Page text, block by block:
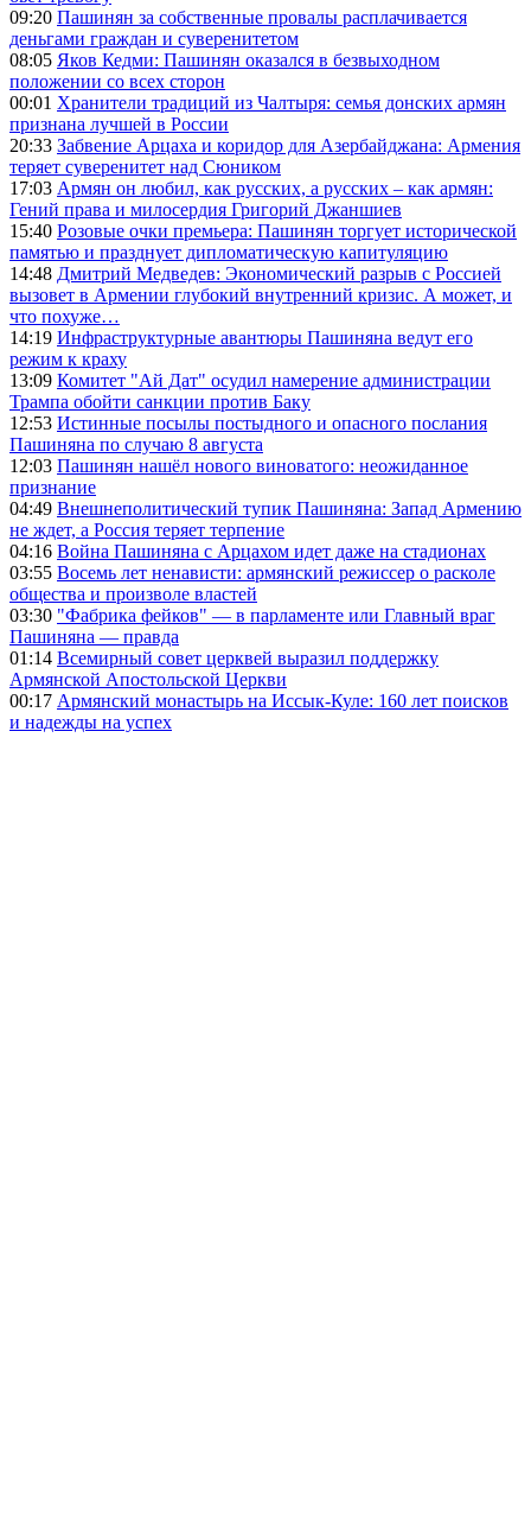
09:20 Пашинян за собственные провалы расплачивается
деньгами граждан и суверенитетом
08:05 Яков Кедми: Пашинян оказался в безвыходном
положении со всех сторон
00:01 Хранители традиций из Чалтыря: семья донских армян
признана лучшей в России
20:33 Забвение Арцаха и коридор для Азербайджана: Армения
теряет суверенитет над Сюником
17:03 Армян он любил, как русских, а русских – как армян:
Гений права и милосердия Григорий Джаншиев
15:40 Розовые очки премьера: Пашинян торгует исторической
памятью и празднует дипломатическую капитуляцию
14:48 Дмитрий Медведев: Экономический разрыв с Россией
вызовет в Армении глубокий внутренний кризис. А может, и
что похуже…
14:19 Инфраструктурные авантюры Пашиняна ведут его
режим к краху
13:09 Комитет "Ай Дат" осудил намерение администрации
Трампа обойти санкции против Баку
12:53 Истинные посылы постыдного и опасного послания
Пашиняна по случаю 8 августа
12:03 Пашинян нашёл нового виноватого: неожиданное
признание
04:49 Внешнеполитический тупик Пашиняна: Запад Армению
не ждет, а Россия теряет терпение
04:16 Война Пашиняна с Арцахом идет даже на стадионах
03:55 Восемь лет ненависти: армянский режиссер о расколе
общества и произволе властей
03:30 "Фабрика фейков" — в парламенте или Главный враг
Пашиняна — правда
01:14 Всемирный совет церквей выразил поддержку
Армянской Апостольской Церкви
00:17 Армянский монастырь на Иссык-Куле: 160 лет поисков
и надежды на успех